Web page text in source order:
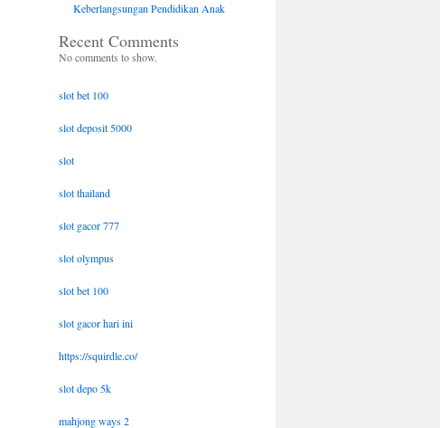
Keberlangsungan Pendidikan Anak
Recent Comments
No comments to show.
slot bet 100
slot deposit 5000
slot
slot thailand
slot gacor 777
slot olympus
slot bet 100
slot gacor hari ini
https://squirdle.co/
slot depo 5k
mahjong ways 2